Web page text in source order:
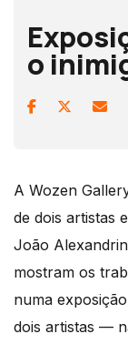
o
A Wozen
de dois artistas
João
mostram os
numa
dois artistas —